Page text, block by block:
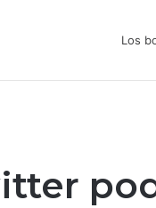
Los